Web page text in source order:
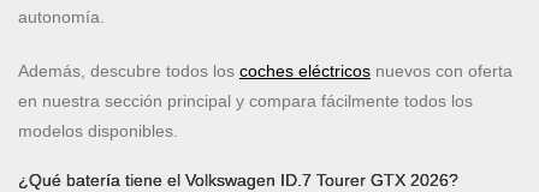
autonomía.
Además, descubre todos los coches eléctricos nuevos con oferta
en nuestra sección principal y compara fácilmente todos los
modelos disponibles.
¿Qué batería tiene el Volkswagen ID.7 Tourer GTX 2026?